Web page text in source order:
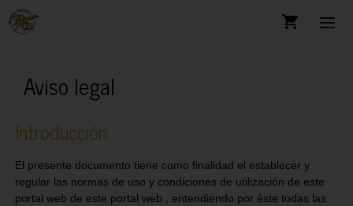
Aviso legal
Introducción:
El presente documento tiene como finalidad el establecer y
regular las normas de uso y condiciones de utilización de este
portal web de este portal web , entendiendo por éste todas las